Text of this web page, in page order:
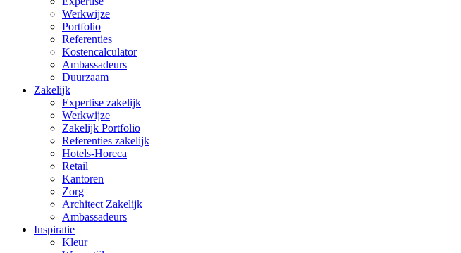
Werkwijze
Portfolio
Referenties
Kostencalculator
Ambassadeurs
Duurzaam
Zakelijk
Expertise zakelijk
Werkwijze
Zakelijk Portfolio
Referenties zakelijk
Hotels-Horeca
Retail
Kantoren
Zorg
Architect Zakelijk
Ambassadeurs
Inspiratie
Kleur